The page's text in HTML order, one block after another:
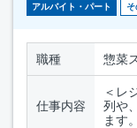
アルバイト・パート そ
職種 惣菜
仕事内容
＜レ
列や
ます。